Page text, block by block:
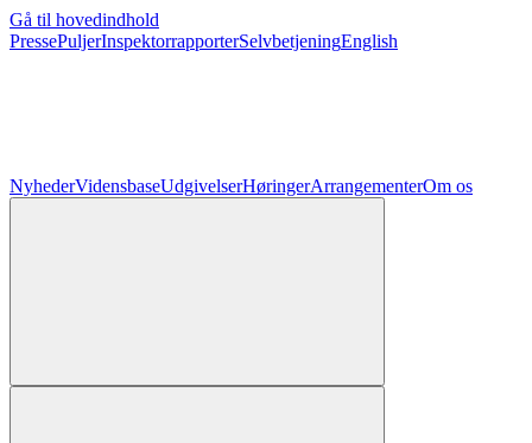
Gå til hovedindhold
PressePuljerInspektorrapporterSelvbetjeningEnglish
NyhederVidensbaseUdgivelserHøringerArrangementerOm os